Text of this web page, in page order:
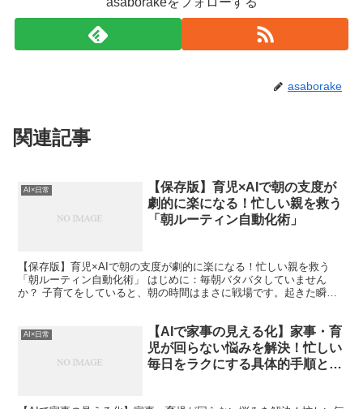
asaborake
関連記事
AI×日常
【保存版】育児×AIで朝の支度が
劇的に楽になる！忙しい親を救う
「朝ルーティン自動化術」
【保存版】育児×AIで朝の支度が劇的に楽になる！忙しい親を救う
「朝ルーティン自動化術」 はじめに：毎朝バタバタしていません
か？ 子育てをしていると、朝の時間はまさに戦場です。起きた瞬間
AI×日常
【AIで家事の見える化】家事・育
児が回らない悩みを解決！忙しい
毎日をラクにする具体的手順と応